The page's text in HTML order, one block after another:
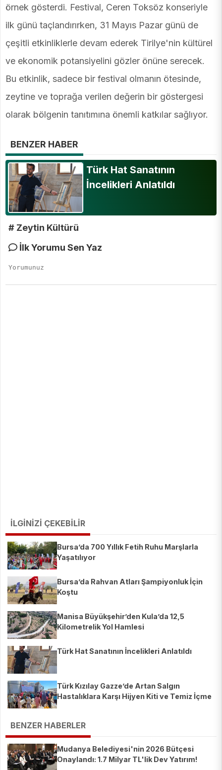
örnek gösterdi. Festival, Ceren Toksöz konseriyle
ilk günü taçlandırırken, 31 Mayıs Pazar günü de
çeşitli etkinliklerle devam ederek Tirilye'nin kültürel
ve ekonomik potansiyelini gözler önüne serecek.
Bu etkinlik, sadece bir festival olmanın ötesinde,
zeytine ve toprağa verilen değerin bir göstergesi
olarak bölgenin tanıtımına önemli katkılar sağlıyor.
BENZER HABER
Türk Hat Sanatının
İncelikleri Anlatıldı
# Zeytin Kültürü
İlk Yorumu Sen Yaz
İLGİNİZİ ÇEKEBİLİR
Bursa’da 700 Yıllık Fetih Ruhu Marşlarla
Yaşatılıyor
Bursa’da Rahvan Atları Şampiyonluk İçin
Koştu
Manisa Büyükşehir’den Kula’da 12,5
Kilometrelik Yol Hamlesi
Türk Hat Sanatının İncelikleri Anlatıldı
Türk Kızılay Gazze’de Artan Salgın
Hastalıklara Karşı Hijyen Kiti ve Temiz İçme
BENZER HABERLER
Mudanya Belediyesi'nin 2026 Bütçesi
Onaylandı: 1.7 Milyar TL'lik Dev Yatırım!